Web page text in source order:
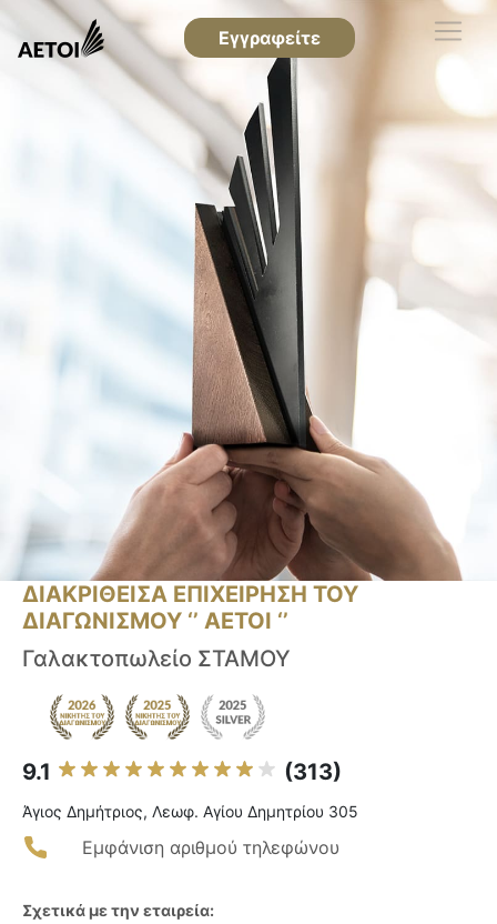
Εγγραφείτε
ΔΙΑΚΡΙΘΕΙΣΑ ΕΠΙΧΕΙΡΗΣΗ ΤΟΥ
ΔΙΑΓΩΝΙΣΜΟΥ ‘’ ΑΕΤΟΙ ‘’
Γαλακτοπωλείο ΣΤΑΜΟΥ
9.1 (313)
Άγιος Δημήτριος, Λεωφ. Αγίου Δημητρίου 305
Εμφάνιση αριθμού τηλεφώνου
Σχετικά με την εταιρεία: